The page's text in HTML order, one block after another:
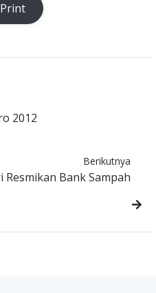
Print
2012
Berikutnya
Resmikan Bank Sampah